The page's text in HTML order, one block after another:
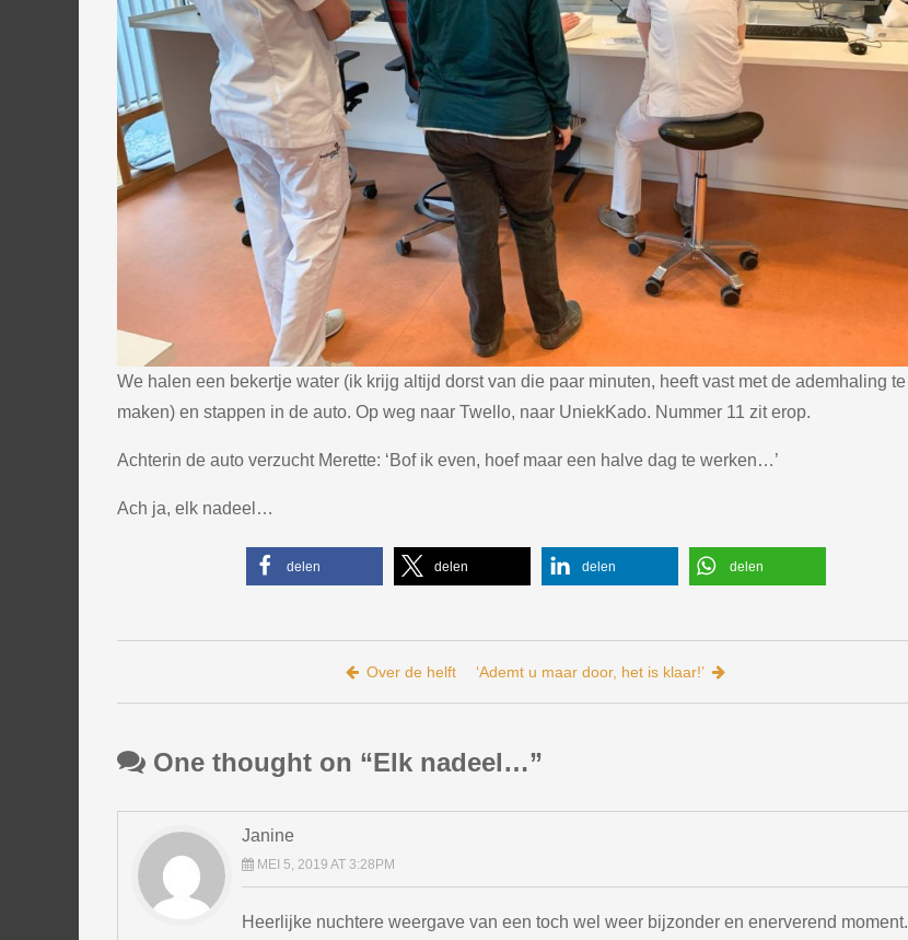
We halen een bekertje water (ik krijg altijd dorst van die paar minuten, heeft vast met de ademhaling te
maken) en stappen in de auto. Op weg naar Twello, naar UniekKado. Nummer 11 zit erop.
Achterin de auto verzucht Merette: ‘Bof ik even, hoef maar een halve dag te werken…’
Ach ja, elk nadeel…
delen delen delen delen
Bericht navigatieOver de helft ‘Ademt u maar door, het is klaar!’
One thought on “Elk nadeel…”
Janine
MEI 5, 2019 AT 3:28PM
Heerlijke nuchtere weergave van een toch wel weer bijzonder en enerverend moment.